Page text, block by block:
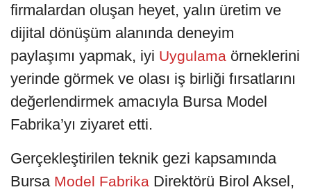
firmalardan oluşan heyet, yalın üretim ve
dijital dönüşüm alanında deneyim
paylaşımı yapmak, iyi Uygulama örneklerini
yerinde görmek ve olası iş birliği fırsatlarını
değerlendirmek amacıyla Bursa Model
Fabrika’yı ziyaret etti.
Gerçekleştirilen teknik gezi kapsamında
Bursa Model Fabrika Direktörü Birol Aksel,